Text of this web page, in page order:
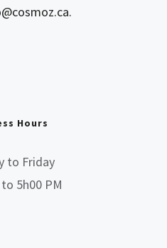
Hours
to Friday
5h00 PM